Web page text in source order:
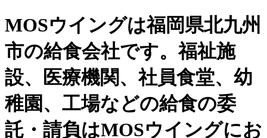
MOSウイングは福岡県北九州
市の給食会社です。福祉施
設、医療機関、社員食堂、幼
稚園、工場などの給食の委
託・請負はMOSウイングにお